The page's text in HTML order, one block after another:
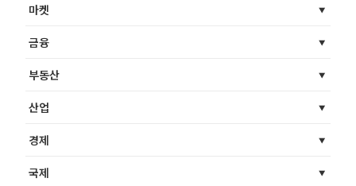
마켓
금융
부동산
산업
경제
국제